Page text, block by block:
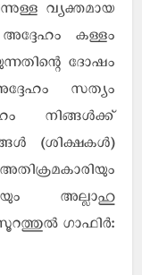
വ്യക്തമായ
കള്ളം
ദോഷം
സത്യം
നിങ്ങള്‍ക്ക്
(ശിക്ഷകള്‍)
അല്ലാഹു
ഗാഫിര്‍: